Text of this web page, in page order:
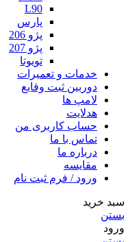
L90
پارس
پژو 206
پژو 207
تویوتا
خدمات و تعمیرات
دوربین ثبت وقایع
لامپ ها
هدلایت
حساب کاربری من
تماس با ما
درباره ما
مقایسه
ورود / فرم ثبت نام
سبد خرید
بستن
ورود